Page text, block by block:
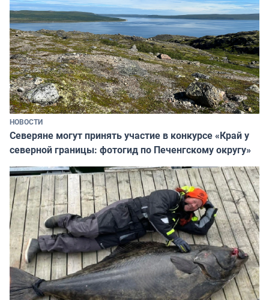
НОВОСТИ
Северяне могут принять участие в конкурсе «Край у
северной границы: фотогид по Печенгскому округу»